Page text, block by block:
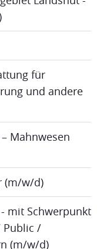
für
und andere
Mahnwesen
(m/w/d)
mit Schwerpunkt
Public /
(m/w/d)